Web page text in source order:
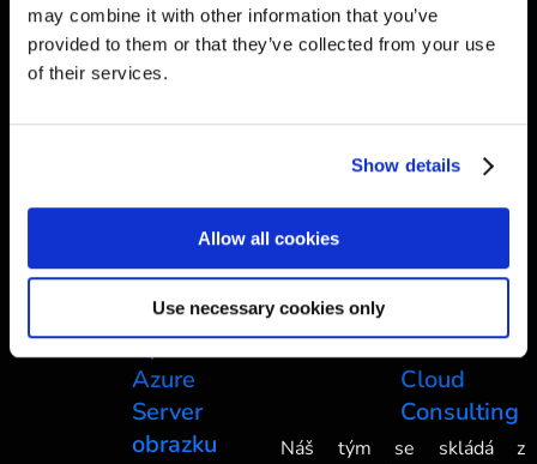
may combine it with other information that you’ve
provided to them or that they’ve collected from your use
of their services.
Show details
Allow all cookies
Use necessary cookies only
složitost cloudu.
Další informace >
efektivitu v cloudu.
Vytváření
Azure
Server
obrazku
Azure
Cloud
Consulting
Náš tým se skládá z